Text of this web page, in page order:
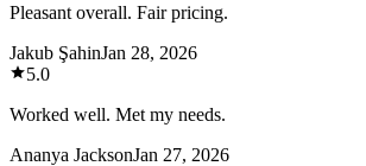
Pleasant overall. Fair pricing.
Jakub ŞahinJan 28, 2026
5.0
Worked well. Met my needs.
Ananya JacksonJan 27, 2026